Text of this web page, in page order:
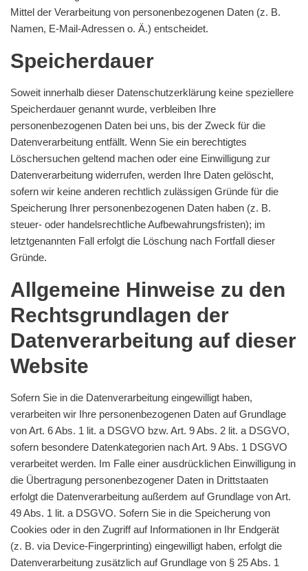
Mittel der Verarbeitung von personenbezogenen Daten (z. B.
Namen, E-Mail-Adressen o. Ä.) entscheidet.
Speicherdauer
Soweit innerhalb dieser Datenschutzerklärung keine speziellere
Speicherdauer genannt wurde, verbleiben Ihre
personenbezogenen Daten bei uns, bis der Zweck für die
Datenverarbeitung entfällt. Wenn Sie ein berechtigtes
Löschersuchen geltend machen oder eine Einwilligung zur
Datenverarbeitung widerrufen, werden Ihre Daten gelöscht,
sofern wir keine anderen rechtlich zulässigen Gründe für die
Speicherung Ihrer personenbezogenen Daten haben (z. B.
steuer- oder handelsrechtliche Aufbewahrungsfristen); im
letztgenannten Fall erfolgt die Löschung nach Fortfall dieser
Gründe.
Allgemeine Hinweise zu den
Rechtsgrundlagen der
Datenverarbeitung auf dieser
Website
Sofern Sie in die Datenverarbeitung eingewilligt haben,
verarbeiten wir Ihre personenbezogenen Daten auf Grundlage
von Art. 6 Abs. 1 lit. a DSGVO bzw. Art. 9 Abs. 2 lit. a DSGVO,
sofern besondere Datenkategorien nach Art. 9 Abs. 1 DSGVO
verarbeitet werden. Im Falle einer ausdrücklichen Einwilligung in
die Übertragung personenbezogener Daten in Drittstaaten
erfolgt die Datenverarbeitung außerdem auf Grundlage von Art.
49 Abs. 1 lit. a DSGVO. Sofern Sie in die Speicherung von
Cookies oder in den Zugriff auf Informationen in Ihr Endgerät
(z. B. via Device-Fingerprinting) eingewilligt haben, erfolgt die
Datenverarbeitung zusätzlich auf Grundlage von § 25 Abs. 1